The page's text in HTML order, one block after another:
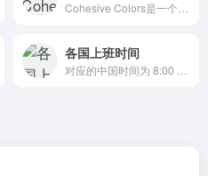
各国上班时间